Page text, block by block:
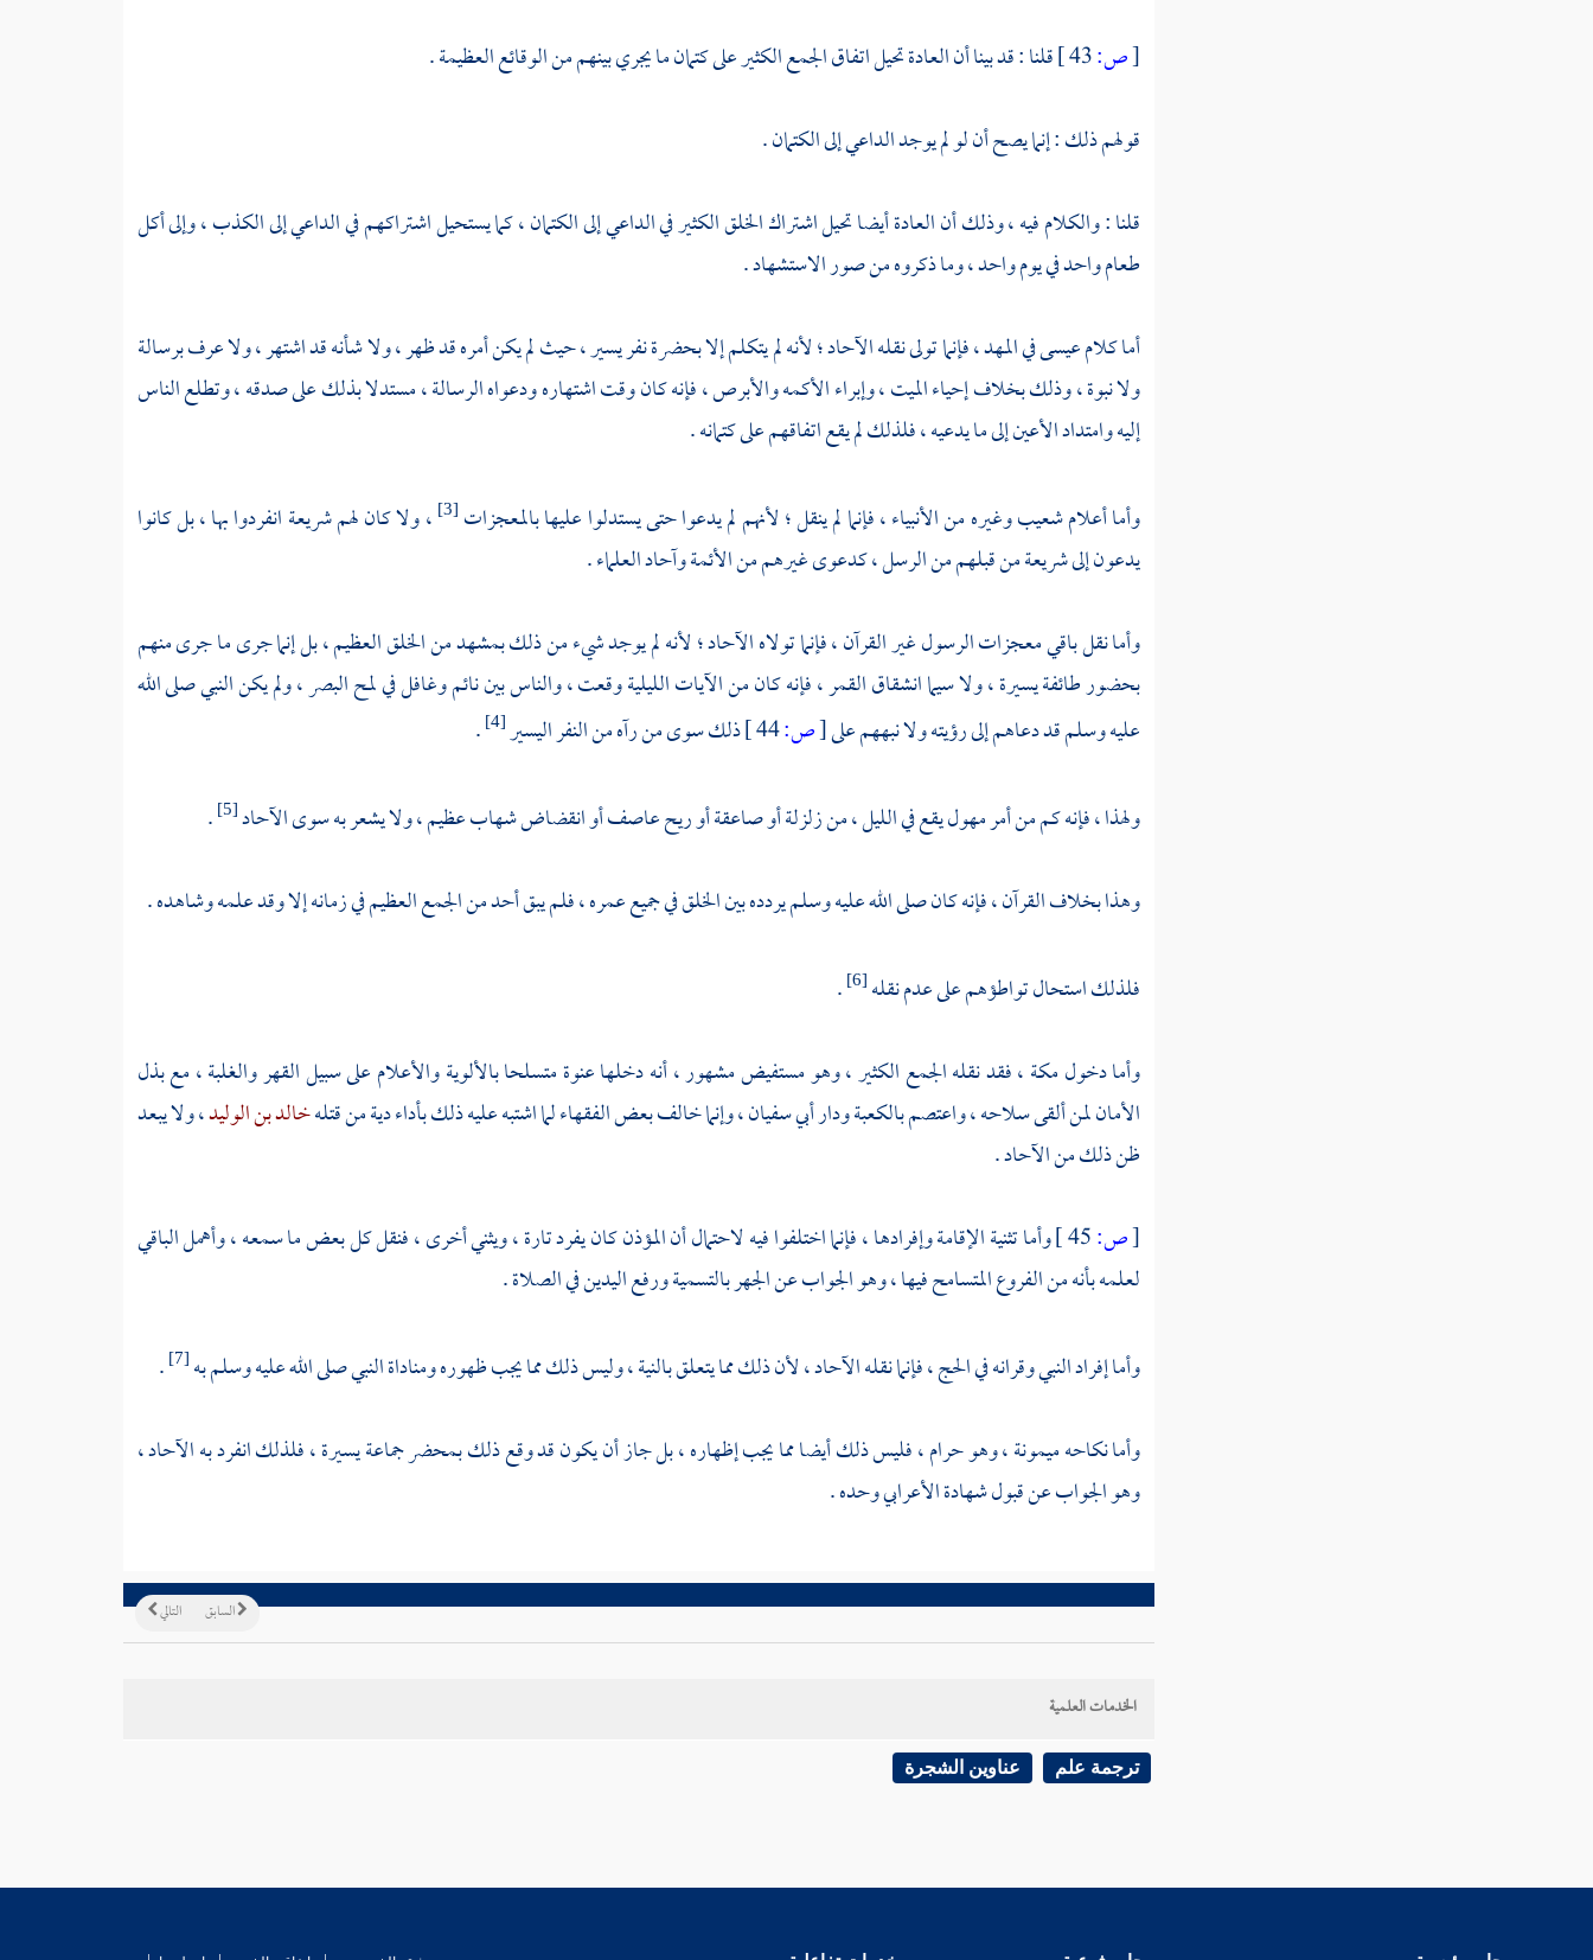
الذين
[ص:
قلنا : قد بينا أن العادة تحيل اتفاق الجمع الكثير على كتمان ما يجري بينهم من الوقائع العظيمة .
قولهم ذلك : إنما يصح أن لو لم يوجد الداعي إلى الكتمان .
قلنا : والكلام فيه ، وذلك أن العادة أيضا تحيل اشتراك الخلق الكثير في الداعي إلى الكتمان ، كما يستحيل اشتراكهم في الداعي إلى الكذب ، وإلى أكل
طعام واحد في يوم واحد ، وما ذكروه من صور الاستشهاد .
أما كلامعيسىفي المهد ، فإنما تولى نقله الآحاد ؛ لأنه لم يتكلم إلا بحضرة نفر يسير ، حيث لم يكن أمره قد ظهر ، ولا شأنه قد اشتهر ، ولا عرف برسالة
ولا نبوة ، وذلك بخلاف إحياء الميت ، وإبراء الأكمه والأبرص ، فإنه كان وقت اشتهاره ودعواه الرسالة ، مستدلا بذلك على صدقه ، وتطلع الناس
إليه وامتداد الأعين إلى ما يدعيه ، فلذلك لم يقع اتفاقهم على كتمانه .
وأما أعلامشعيبوغيره من الأنبياء ، فإنما لم ينقل ؛ لأنهم لم يدعوا حتى يستدلوا عليها بالمعجزات [3]
، ولا كان لهم شريعة انفردوا بها ، بل كانوا
يدعون إلى شريعة من قبلهم من الرسل ، كدعوى غيرهم من الأئمة وآحاد العلماء .
وأما نقل باقي معجزات الرسول غير القرآن ، فإنما تولاه الآحاد ؛ لأنه لم يوجد شيء من ذلك بمشهد من الخلق العظيم ، بل إنما جرى ما جرى منهم
بحضور طائفة يسيرة ، ولا سيما انشقاق القمر ، فإنه كان من الآيات الليلية وقعت ، والناس بين نائم وغافل في لمح البصر ، ولم يكن النبي صلى الله
عليه وسلم قد دعاهم إلى رؤيته ولا نبههم على[ص: ذلك سوى من رآه من النفر اليسير [4]
.
ولهذا ، فإنه كم من أمر مهول يقع في الليل ، من زلزلة أو صاعقة أو ريح عاصف أو انقضاض شهاب عظيم ، ولا يشعر به سوى الآحاد [5]
.
وهذا بخلاف القرآن ، فإنه كان صلى الله عليه وسلم يردده بين الخلق في جميع عمره ، فلم يبق أحد من الجمع العظيم في زمانه إلا وقد علمه وشاهده .
فلذلك استحال تواطؤهم على عدم نقله [6]
.
وأما دخولمكة، فقد نقله الجمع الكثير ، وهو مستفيض مشهور ، أنه دخلها عنوة متسلحا بالألوية والأعلام على سبيل القهر والغلبة ، مع بذل
الأمان لمن ألقى سلاحه ، واعتصمبالكعبةودارأبي سفيان، وإنما خالف بعض الفقهاء لما اشتبه عليه ذلك بأداء دية من قتلهخالد بن الوليد، ولا يبعد
ظن ذلك من الآحاد .
[ص:
وأما تثنية الإقامة وإفرادها ، فإنما اختلفوا فيه لاحتمال أن المؤذن كان يفرد تارة ، ويثني أخرى ، فنقل كل بعض ما سمعه ، وأهمل الباقي
لعلمه بأنه من الفروع المتسامح فيها ، وهو الجواب عن الجهر بالتسمية ورفع اليدين في الصلاة .
وأما إفراد النبي وقرانه في الحج ، فإنما نقله الآحاد ، لأن ذلك مما يتعلق بالنية ، وليس ذلك مما يجب ظهوره ومناداة النبي صلى الله عليه وسلم به [7]
.
وأما نكاحهميمونة، وهو حرام ، فليس ذلك أيضا مما يجب إظهاره ، بل جاز أن يكون قد وقع ذلك بمحضر جماعة يسيرة ، فلذلك انفرد به الآحاد ،
وهو الجواب عن قبول شهادة الأعرابي وحده .
التالي السابق
الخدمات العلمية
ترجمة علم عناوين الشجرة